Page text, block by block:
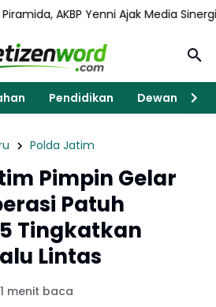
Yenni Ajak Media Sinergi Jaga
Pendidikan Dewan
Polda Jatim
Pimpin Gelar
Patuh
Tingkatkan
Lintas
1 menit baca